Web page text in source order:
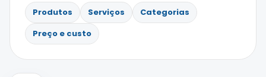
Produtos Serviços
Categorias
Preço e custo